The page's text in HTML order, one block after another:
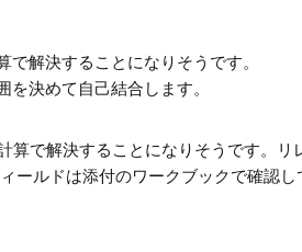
で解決することになりそうです。
を決めて自己結合​します。